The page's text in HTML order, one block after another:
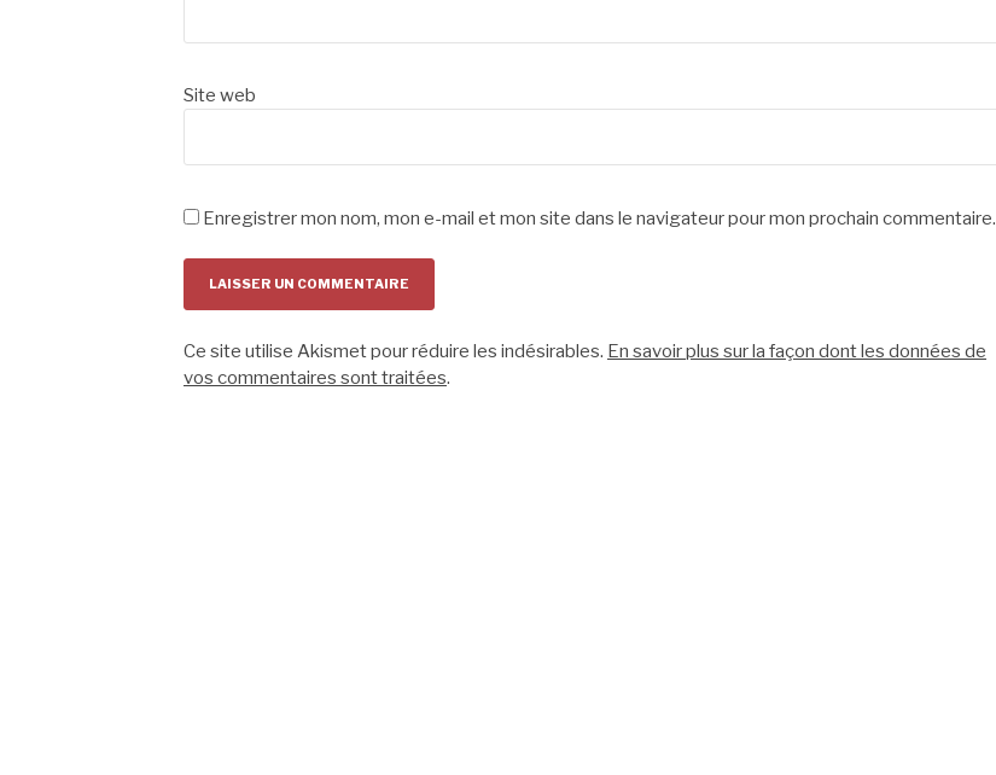
Site web
Enregistrer mon nom, mon e-mail et mon site dans le navigateur pour mon prochain commentaire.
Ce site utilise Akismet pour réduire les indésirables. En savoir plus sur la façon dont les données de
vos commentaires sont traitées.